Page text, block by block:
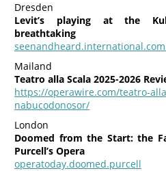
Dresden
Levit’s playing at the
breathtaking
Mailand
Teatro alla Scala 2025-2026
https://operawire.com/teatro-
nabucodonosor/
London
Doomed from the Start: the
Purcell’s Opera
operatoday.doomed.purcell